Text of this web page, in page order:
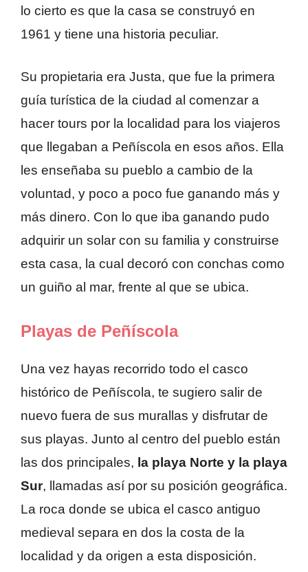
lo cierto es que la casa se construyó en
1961 y tiene una historia peculiar.
Su propietaria era Justa, que fue la primera
guía turística de la ciudad al comenzar a
hacer tours por la localidad para los viajeros
que llegaban a Peñíscola en esos años. Ella
les enseñaba su pueblo a cambio de la
voluntad, y poco a poco fue ganando más y
más dinero. Con lo que iba ganando pudo
adquirir un solar con su familia y construirse
esta casa, la cual decoró con conchas como
un guiño al mar, frente al que se ubica.
Playas de Peñíscola
Una vez hayas recorrido todo el casco
histórico de Peñíscola, te sugiero salir de
nuevo fuera de sus murallas y disfrutar de
sus playas. Junto al centro del pueblo están
las dos principales, la playa Norte y la playa
Sur, llamadas así por su posición geográfica.
La roca donde se ubica el casco antiguo
medieval separa en dos la costa de la
localidad y da origen a esta disposición.